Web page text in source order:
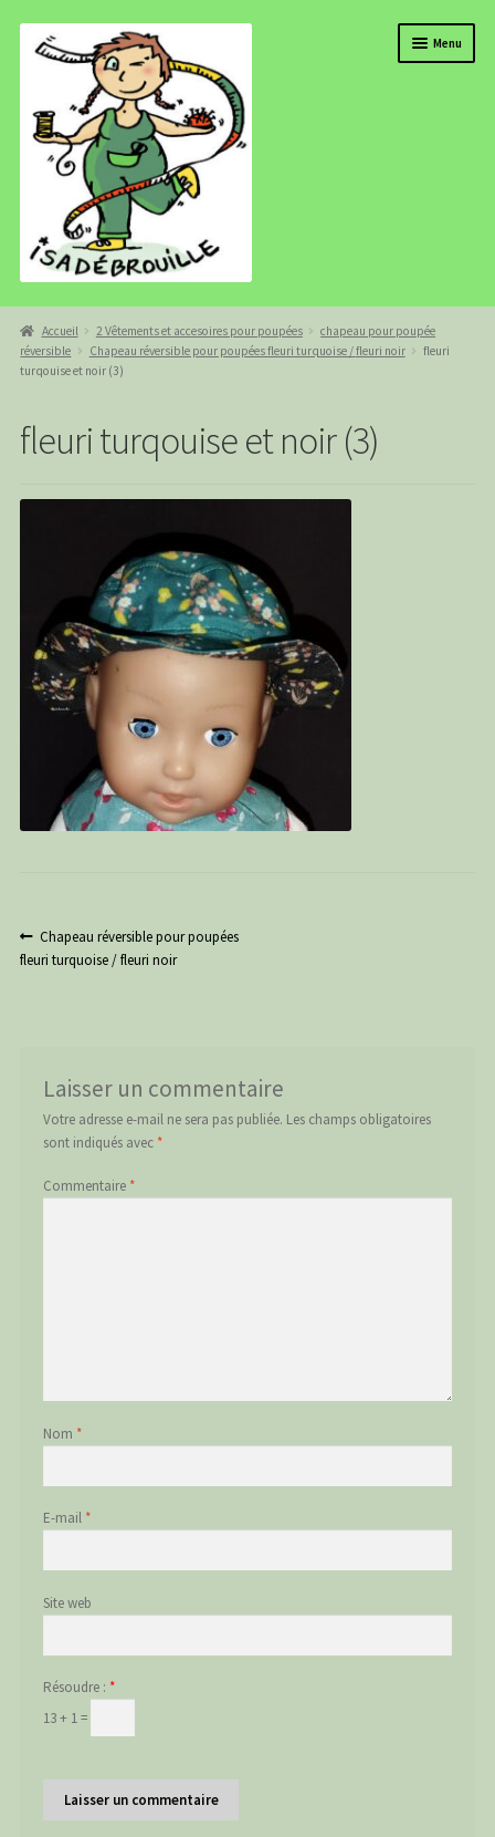
navigation
au
Menu
BOUTIQUE
ISADEBROUILLE
COMMANDE
PANIER
Accueil 2 Vêtements et accesoires pour poupées
chapeau pour poupée
réversible
Chapeau réversible pour poupées fleuri turquoise / fleuri noir
fleuri
turqouise et noir (3)
fleuri turqouise et noir (3)
Navigation
de
Article
précédent :
Chapeau réversible pour poupées
fleuri turquoise / fleuri noir
Laisser un commentaire
Votre adresse e-mail ne sera pas publiée. Les champs obligatoires
sont indiqués avec *
Commentaire *
Nom *
E-mail *
Site web
Résoudre : *
13 + 1 =